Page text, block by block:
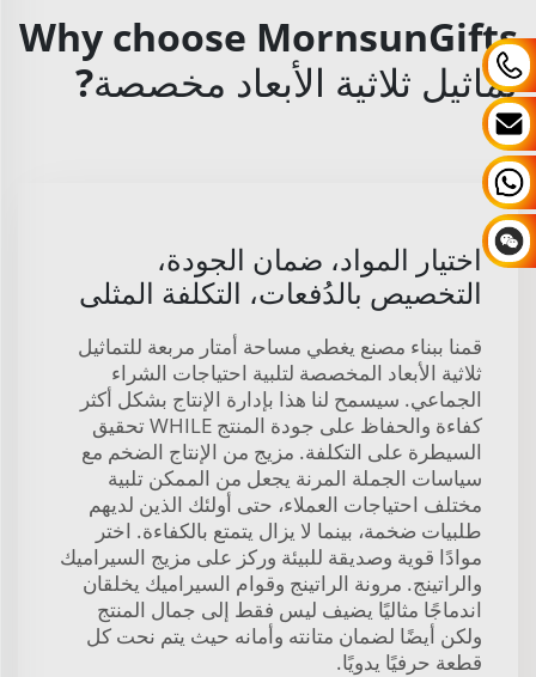
Why choose MornsunGifts
تماثيل ثلاثية الأبعاد مخصصة?
اختيار المواد، ضمان الجودة،
التخصيص بالدُفعات، التكلفة المثلى
قمنا ببناء مصنع يغطي مساحة أمتار مربعة للتماثيل
ثلاثية الأبعاد المخصصة لتلبية احتياجات الشراء
الجماعي. سيسمح لنا هذا بإدارة الإنتاج بشكل أكثر
كفاءة والحفاظ على جودة المنتج WHILE تحقيق
السيطرة على التكلفة. مزيج من الإنتاج الضخم مع
سياسات الجملة المرنة يجعل من الممكن تلبية
مختلف احتياجات العملاء، حتى أولئك الذين لديهم
طلبيات ضخمة، بينما لا يزال يتمتع بالكفاءة. اختر
موادًا قوية وصديقة للبيئة وركز على مزيج السيراميك
والراتينج. مرونة الراتينج وقوام السيراميك يخلقان
اندماجًا مثاليًا يضيف ليس فقط إلى جمال المنتج
ولكن أيضًا لضمان متانته وأمانه حيث يتم نحت كل
قطعة حرفيًا يدويًا.